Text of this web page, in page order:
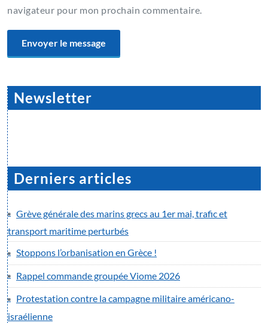
navigateur pour mon prochain commentaire.
Newsletter
Derniers articles
Grève générale des marins grecs au 1er mai, trafic et
transport maritime perturbés
Stoppons l’orbanisation en Grèce !
Rappel commande groupée Viome 2026
Protestation contre la campagne militaire américano-
israélienne